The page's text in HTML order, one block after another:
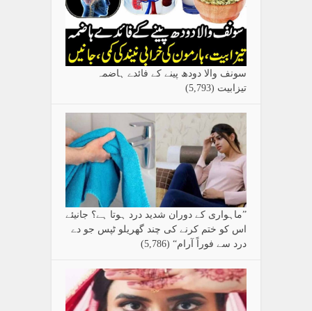
سونف والا دودھ پینے کے فائدے ہاضمہ
تیزابیت (5,793)
”ماہواری کے دوران شدید درد ہوتا ہے؟ جانیئے
اس کو ختم کرنے کی چند گھریلو ٹپس جو دے
درد سے فوراً آرام“ (5,786)